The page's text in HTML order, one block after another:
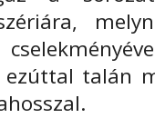
talán